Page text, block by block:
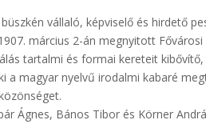
vállaló, képviselő és hirdető
március 2-án megnyitott Fővárosi
tartalmi és formai kereteit
a magyar nyelvű irodalmi kabaré
Ágnes, Bános Tibor és Körner